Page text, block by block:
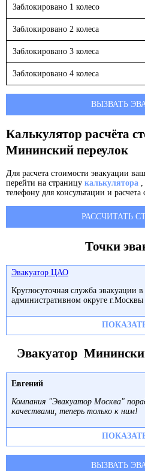
Заблокировано 1 колесо
Заблокировано 2 колеса
Заблокировано 3 колеса
Заблокировано 4 колеса
ВЫЗВАТЬ
Калькулятор расчёта
Мининский переулок
Для расчета стоимости эвакуации
перейти на страницу калькулятора ,
телефону для консультации и расчета
РАССЧИТАТЬ
Точки
Эвакуатор ЦАО
Круглосуточная служба эвакуации
административном округе г.Москвы
Эвакуатор
Евгений
Компания "Эвакуатор Москва"
качествами, теперь только к ним!
ВЫЗВАТЬ